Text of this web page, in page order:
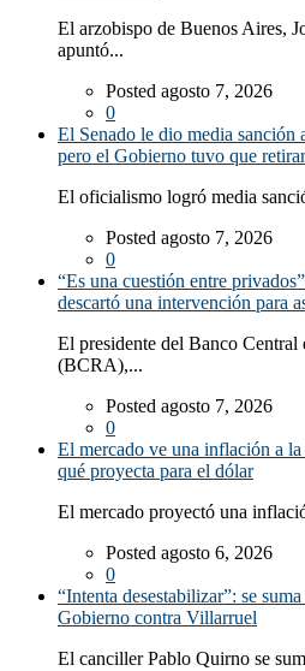
El arzobispo de Buenos Aires,
apuntó...
Posted agosto 7, 2026
0
El Senado le dio media sanción
pero el Gobierno tuvo que
El oficialismo logró media
Posted agosto 7, 2026
0
“Es una cuestión entre
descartó una intervención para
El presidente del Banco
(BCRA),...
Posted agosto 7, 2026
0
El mercado ve una inflación a la
qué proyecta para el dólar
El mercado proyectó una
Posted agosto 6, 2026
0
“Intenta desestabilizar”: se
Gobierno contra Villarruel
El canciller Pablo Quirno se